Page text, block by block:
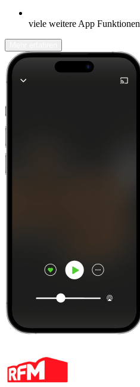
viele weitere App Funktionen